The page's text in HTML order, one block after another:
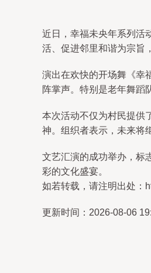
近日，幸福未央年系列活
活、促进邻里和谐为宗旨
演出在欢快的开场舞《幸
阵掌声。特别是老年舞蹈
本次活动不仅为村民提供
神。组织者表示，未来将
文艺汇演的成功举办，标
彩的文化盛宴。
如若转载，请注明出处：
更新时间：2026-08-06